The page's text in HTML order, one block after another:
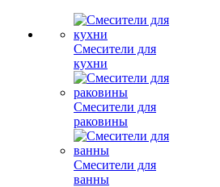
Смесители для
кухни
Смесители для
раковины
Смесители для
ванны